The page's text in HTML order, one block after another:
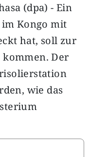
(dpa) - Ein
im Kongo mit
hat, soll zur
Der
wie das